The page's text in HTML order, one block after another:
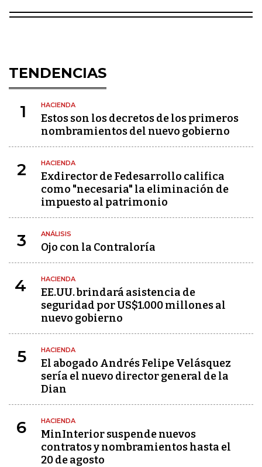
TENDENCIAS
1 HACIENDA
Estos son los decretos de los primeros
nombramientos del nuevo gobierno
2 HACIENDA
Exdirector de Fedesarrollo califica
como "necesaria" la eliminación de
impuesto al patrimonio
3 ANÁLISIS
Ojo con la Contraloría
4 HACIENDA
EE.UU. brindará asistencia de
seguridad por US$1.000 millones al
nuevo gobierno
5 HACIENDA
El abogado Andrés Felipe Velásquez
sería el nuevo director general de la
Dian
6 HACIENDA
MinInterior suspende nuevos
contratos y nombramientos hasta el
20 de agosto